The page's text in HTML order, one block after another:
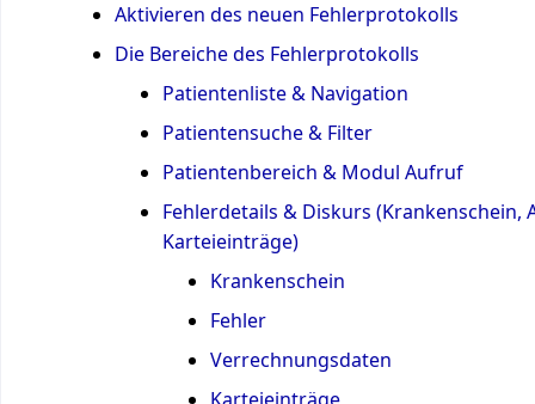
Aktivieren des neuen Fehlerprotokolls
Die Bereiche des Fehlerprotokolls
Patientenliste & Navigation
Patientensuche & Filter
Patientenbereich & Modul Aufruf
Fehlerdetails & Diskurs
Karteieinträge)
Krankenschein
Fehler
Verrechnungsdaten